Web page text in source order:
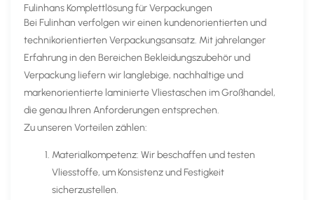
Fulinhans Komplettlösung für Verpackungen
Bei Fulinhan verfolgen wir einen kundenorientierten und
technikorientierten Verpackungsansatz. Mit jahrelanger
Erfahrung in den Bereichen Bekleidungszubehör und
Verpackung liefern wir langlebige, nachhaltige und
markenorientierte laminierte Vliestaschen im Großhandel,
die genau Ihren Anforderungen entsprechen.
Zu unseren Vorteilen zählen:
Materialkompetenz: Wir beschaffen und testen
Vliesstoffe, um Konsistenz und Festigkeit
sicherzustellen.